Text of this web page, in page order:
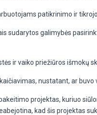
patikrinimo ir
sudarytos galimybės
ir vaiko priežiūros išmokų
nustatant, ar
projektas, kuriuo
kad šis projektas